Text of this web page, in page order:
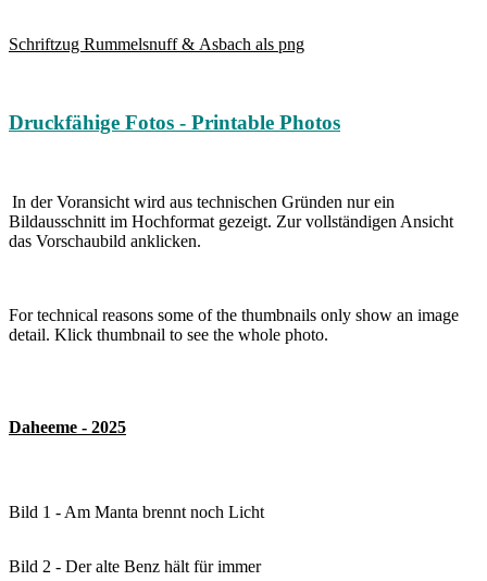
Schriftzug Rummelsnuff & Asbach als png
Druckfähige Fotos - Printable Photos
In der Voransicht wird aus technischen Gründen nur ein
Bildausschnitt im Hochformat gezeigt. Zur vollständigen Ansicht
das Vorschaubild anklicken.
For technical reasons some of the thumbnails only show an image
detail. Klick thumbnail to see the whole photo.
Daheeme - 2025
Bild 1 - Am Manta brennt noch Licht
Bild 2 - Der alte Benz hält für immer